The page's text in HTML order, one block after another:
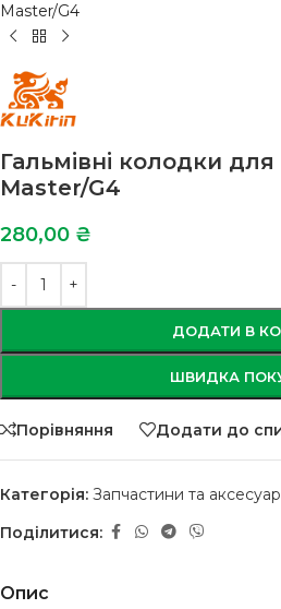
Master/G4
Гальмівні колодки
Master/G4
280,00 ₴
ДОДАТИ В
ШВИДКА
Порівняння Додати до
Категорія: Запчастини та
Поділитися:
Опис